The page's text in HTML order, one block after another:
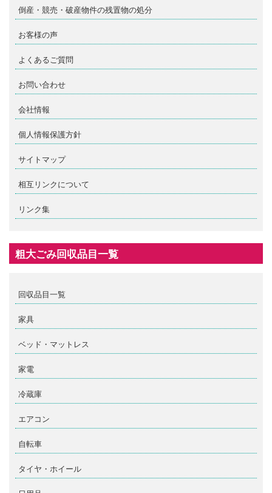
倒産・競売・破産物件の残置物の処分
お客様の声
よくあるご質問
お問い合わせ
会社情報
個人情報保護方針
サイトマップ
相互リンクについて
リンク集
粗大ごみ回収品目一覧
回収品目一覧
家具
ベッド・マットレス
家電
冷蔵庫
エアコン
自転車
タイヤ・ホイール